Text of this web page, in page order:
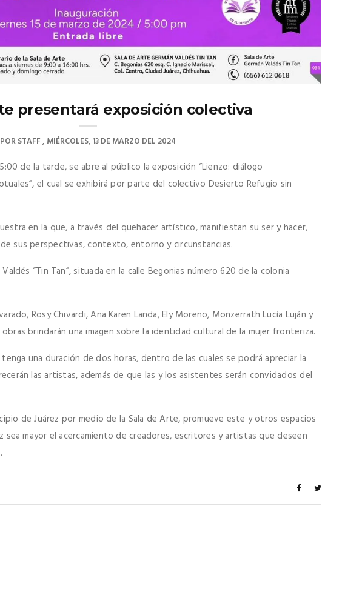
presentará exposición colectiva
PORSTAFF MIÉRCOLES, 13 DE MARZO DEL 2024
de la tarde, se abre al público la exposición “Lienzo: diálogo
el cual se exhibirá por parte del colectivo Desierto Refugio sin
en la que, a través del quehacer artístico, manifiestan su ser y hacer,
sus perspectivas, contexto, entorno y circunstancias.
“Tin Tan”, situada en la calle Begonias número 620 de la colonia
Rosy Chivardi, Ana Karen Landa, Ely Moreno, Monzerrath Lucía Luján y
brindarán una imagen sobre la identidad cultural de la mujer fronteriza.
una duración de dos horas, dentro de las cuales se podrá apreciar la
las artistas, además de que las y los asistentes serán convidados del
de Juárez por medio de la Sala de Arte, promueve este y otros espacios
mayor el acercamiento de creadores, escritores y artistas que deseen